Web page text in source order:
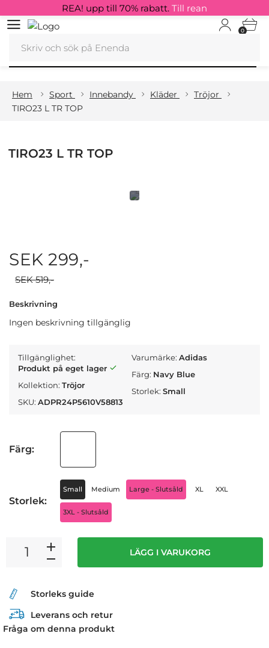
0
REA! upp till 70% rabatt. Till rean
Hem Sport Innebandy Kläder
Tröjor
TIRO23 L TR TOP
TIRO23 L TR TOP
SEK 299,-
SEK 519,-
Beskrivning
Ingen beskrivning tillgänglig
Tillgänglighet:
Produkt på eget lager
Kollektion: Tröjor
SKU: ADPR24P5610V58813
Varumärke:Adidas
Färg: Navy Blue
Storlek:Small
Färg:
Storlek:
Small Medium Large - Slutsåld XL XXL
3XL - Slutsåld
LÄGG I VARUKORG
Storleks guide
Leverans och retur
Fråga om denna produkt